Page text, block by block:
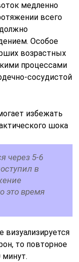
медленно
всего
Особое
возрастных
процессами
сосудистой
избежать
шока
через 5-6
в
это время
визуализируется
то повторное
минут.